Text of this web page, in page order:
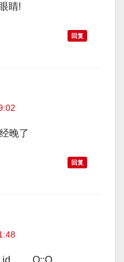
睛!
回复
晚了
回复
id…… O::O